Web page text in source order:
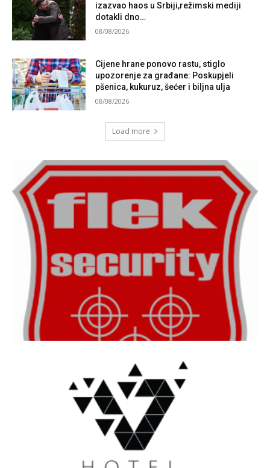
izazvao haos u Srbiji,režimski mediji
dotakli dno…
08/08/2026
Cijene hrane ponovo rastu, stiglo
upozorenje za građane: Poskupjeli
pšenica, kukuruz, šećer i biljna ulja
08/08/2026
Load more